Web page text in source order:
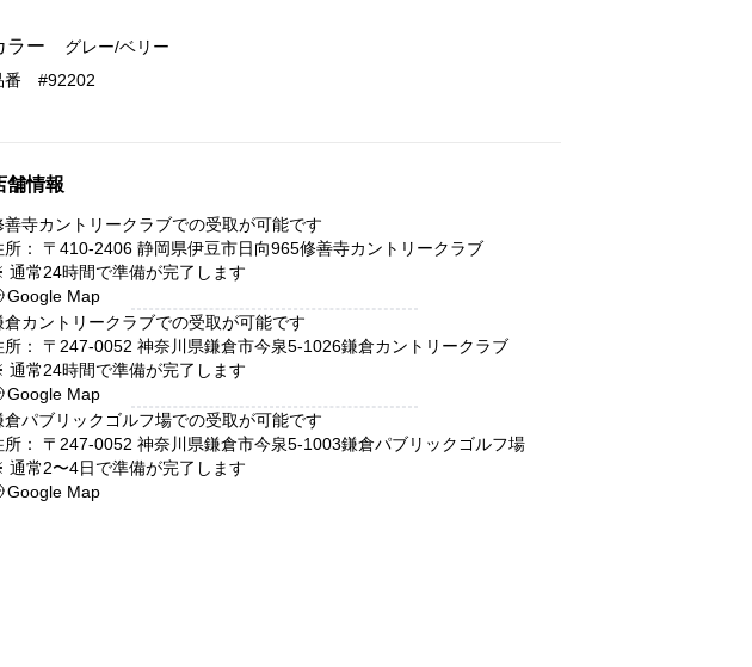
ラー グレー/ベリー
番 #92202
舗情報
善寺カントリークラブでの受取が可能です
所： 〒 410-2406 静岡県伊豆市日向965修善寺カントリークラブ
通常24時間で準備が完了します
Google Map
倉カントリークラブでの受取が可能です
所： 〒 247-0052 神奈川県鎌倉市今泉5-1026鎌倉カントリークラブ
通常24時間で準備が完了します
Google Map
倉パブリックゴルフ場での受取が可能です
所： 〒 247-0052 神奈川県鎌倉市今泉5-1003鎌倉パブリックゴルフ場
通常2〜4日で準備が完了します
Google Map